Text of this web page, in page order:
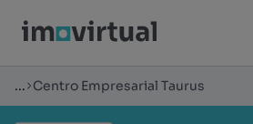
... Centro Empresarial Taurus